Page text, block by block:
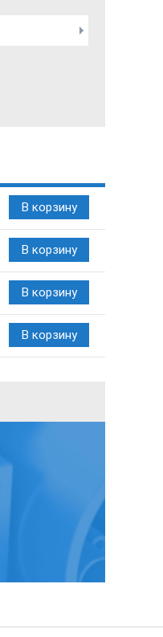
В корзину
В корзину
В корзину
В корзину